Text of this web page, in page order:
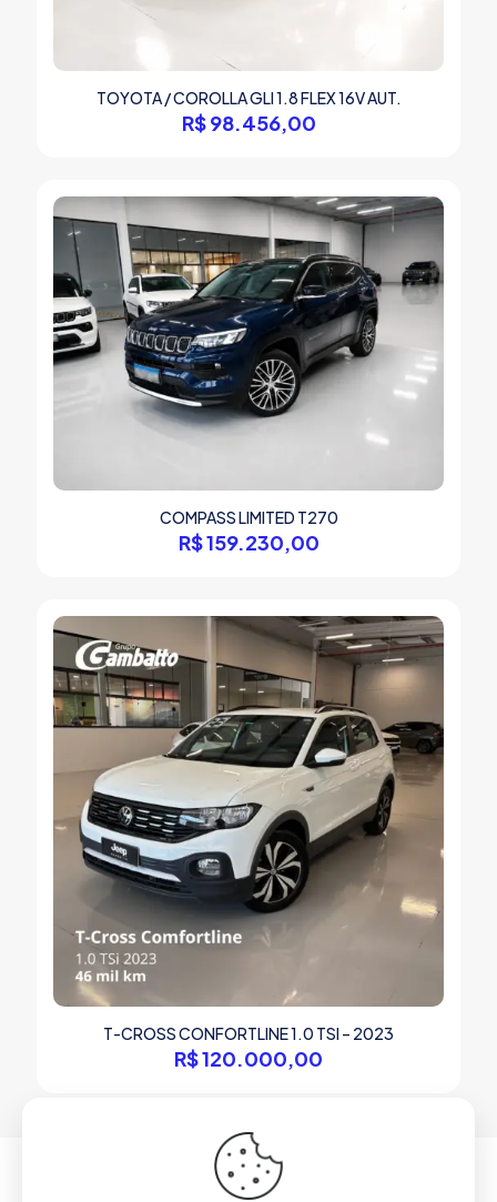
TOYOTA / COROLLA GLI 1.8 FLEX 16V AUT.
R$98.456,00
COMPASS LIMITED T270
R$159.230,00
T-CROSS CONFORTLINE 1.0 TSI – 2023
R$120.000,00